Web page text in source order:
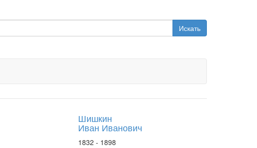
Искать
Шишкин
Иван Иванович
1832 - 1898